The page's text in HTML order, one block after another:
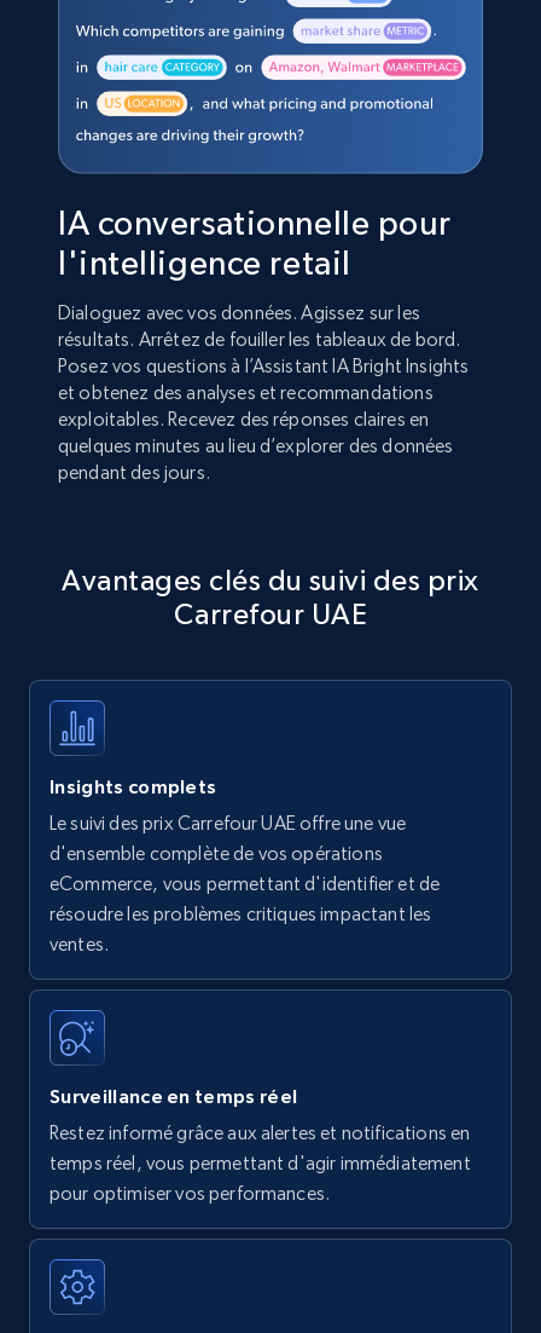
IA conversationnelle pour
l'intelligence retail
Dialoguez avec vos données. Agissez sur les
résultats. Arrêtez de fouiller les tableaux de bord.
Posez vos questions à l’Assistant IA Bright Insights
et obtenez des analyses et recommandations
exploitables. Recevez des réponses claires en
quelques minutes au lieu d’explorer des données
pendant des jours.
Avantages clés du suivi des prix
Carrefour UAE
Insights complets
Le suivi des prix Carrefour UAE offre une vue
d'ensemble complète de vos opérations
eCommerce, vous permettant d'identifier et de
résoudre les problèmes critiques impactant les
ventes.
Surveillance en temps réel
Restez informé grâce aux alertes et notifications en
temps réel, vous permettant d'agir immédiatement
pour optimiser vos performances.